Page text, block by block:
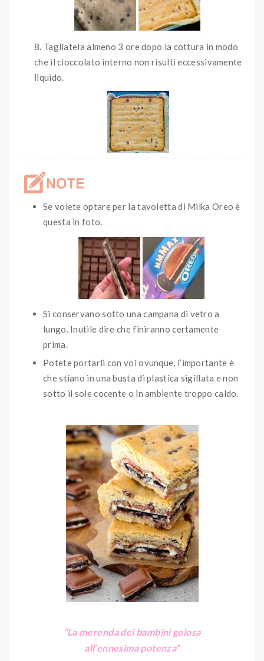
Tagliatela almeno 3 ore dopo la cottura in modo
che il cioccolato interno non risulti eccessivamente
liquido.
Se volete optare per la tavoletta di Milka Oreo è
questa in foto.
Si conservano sotto una campana di vetro a
lungo. Inutile dire che finiranno certamente
prima.
Potete portarli con voi ovunque, l’importante è
che stiano in una busta di plastica sigillata e non
sotto il sole cocente o in ambiente troppo caldo.
“La merenda dei bambini golosa
all’ennesima potenza“